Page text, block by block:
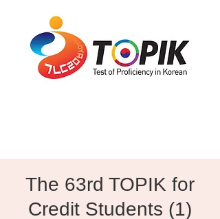
The 63rd TOPIK for
Credit Students (1)